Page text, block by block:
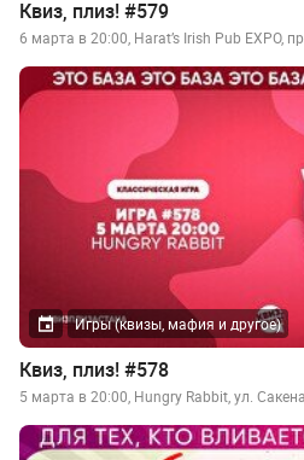
Квиз, плиз! #579
6 марта в 20:00, Harat’s Irish Pub EXPO​,
Игры (квизы, мафия и другое)
Квиз, плиз! #578
5 марта в 20:00, Hungry Rabbit, ул.